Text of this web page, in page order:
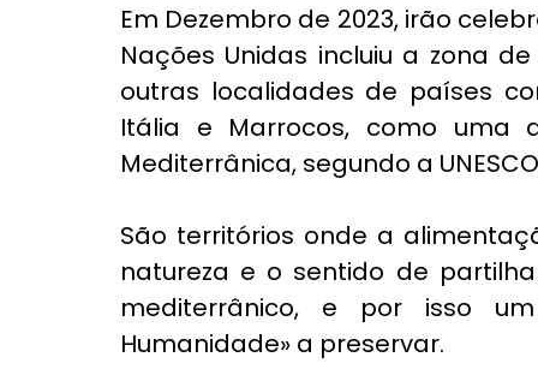
Em Dezembro de 2023, irão
Nações Unidas incluiu a zona
outras localidades de países
Itália e Marrocos, como uma
Mediterrânica, segundo a
São territórios onde a
natureza e o sentido de
mediterrânico, e por isso
Humanidade» a preservar.